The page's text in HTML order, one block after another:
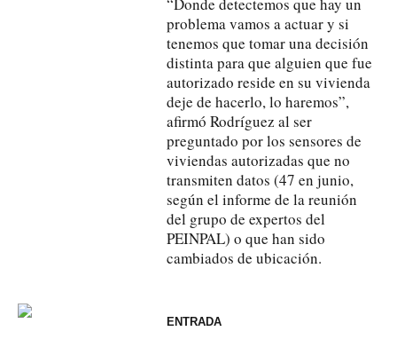
problema vamos a actuar y si
tenemos que tomar una decisión
distinta para que alguien que fue
autorizado reside en su vivienda
deje de hacerlo, lo haremos”,
afirmó Rodríguez al ser
preguntado por los sensores de
viviendas autorizadas que no
transmiten datos (47 en junio,
según el informe de la reunión
del grupo de expertos del
PEINPAL) o que han sido
cambiados de ubicación.
ENTRADA